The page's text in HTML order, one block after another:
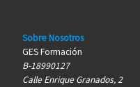
Sobre Nosotros
GES Formación
B-18990127
Calle Enrique Granados, 2